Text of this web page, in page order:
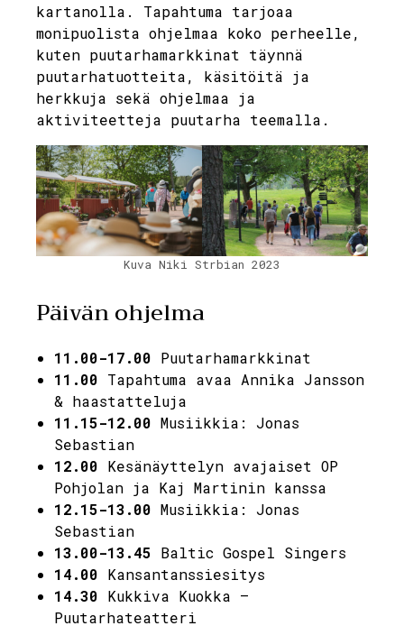
kartanolla. Tapahtuma tarjoaa
monipuolista ohjelmaa koko perheelle,
kuten puutarhamarkkinat täynnä
puutarhatuotteita, käsitöitä ja
herkkuja sekä ohjelmaa ja
aktiviteetteja puutarha teemalla.
Kuva Niki Strbian 2023
Päivän ohjelma
11.00-17.00 Puutarhamarkkinat
11.00 Tapahtuma avaa Annika Jansson
& haastatteluja
11.15-12.00 Musiikkia: Jonas
Sebastian
12.00 Kesänäyttelyn avajaiset OP
Pohjolan ja Kaj Martinin kanssa
12.15-13.00 Musiikkia: Jonas
Sebastian
13.00-13.45 Baltic Gospel Singers
14.00 Kansantanssiesitys
14.30 Kukkiva Kuokka –
Puutarhateatteri